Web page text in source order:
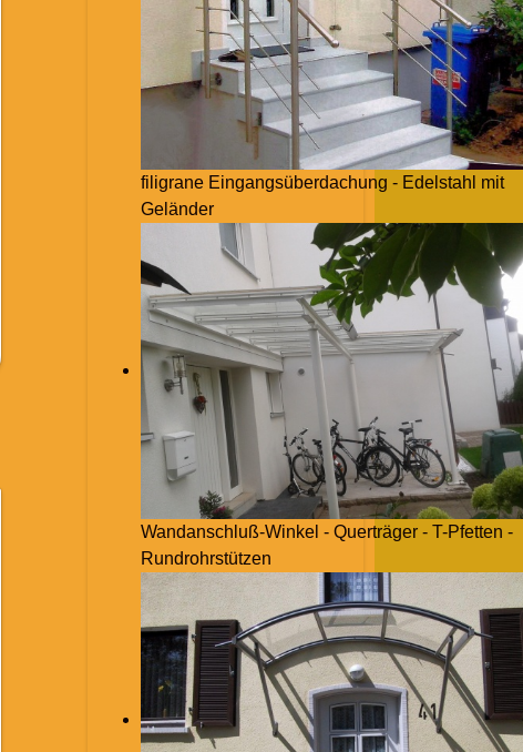
filigrane Eingangsüberdachung - Edelstahl mit
Geländer
Wandanschluß-Winkel - Querträger - T-Pfetten -
Rundrohrstützen